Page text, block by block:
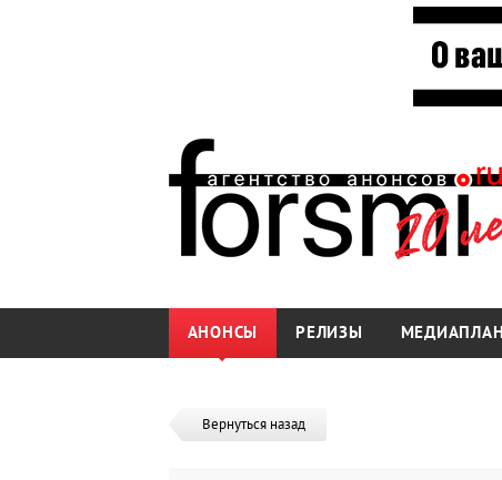
АНОНСЫ РЕЛИЗЫ МЕДИАПЛАН
Вернуться назад